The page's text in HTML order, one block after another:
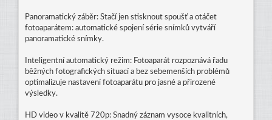
Panoramatický záběr: Stačí jen stisknout spoušť a otáčet
fotoaparátem: automatické spojení série snímků vytváří
panoramatické snímky.
Inteligentní automatický režim: Fotoaparát rozpoznává řadu
běžných fotografických situací a bez sebemenších problémů
optimalizuje nastavení fotoaparátu pro jasné a přirozené
výsledky.
HD video v kvalitě 720p: Snadný záznam vysoce kvalitních,